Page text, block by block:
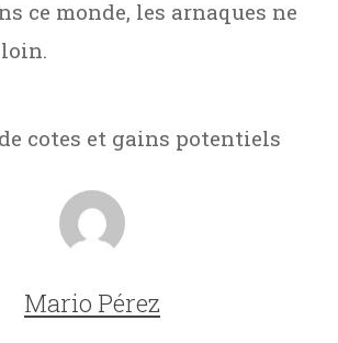
cotes et gains potentiels
ce monde, les arnaques ne
Mario Pérez